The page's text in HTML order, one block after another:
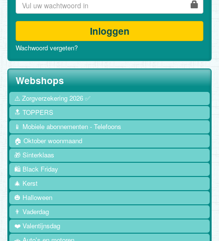
Inloggen
Wachwoord vergeten?
Webshops
⚠️ Zorgverzekering 2026 ✅
🔝 TOPPERS
📱 Mobiele abonnementen - Telefoons
🏠 Oktober woonmaand
🎁 Sinterklaas
🛍️ Black Friday
🎄 Kerst
🎃 Halloween
👨 Vaderdag
❤️ Valentijnsdag